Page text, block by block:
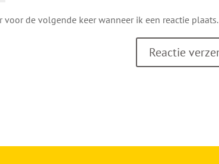
de volgende keer wanneer ik een reactie plaats.